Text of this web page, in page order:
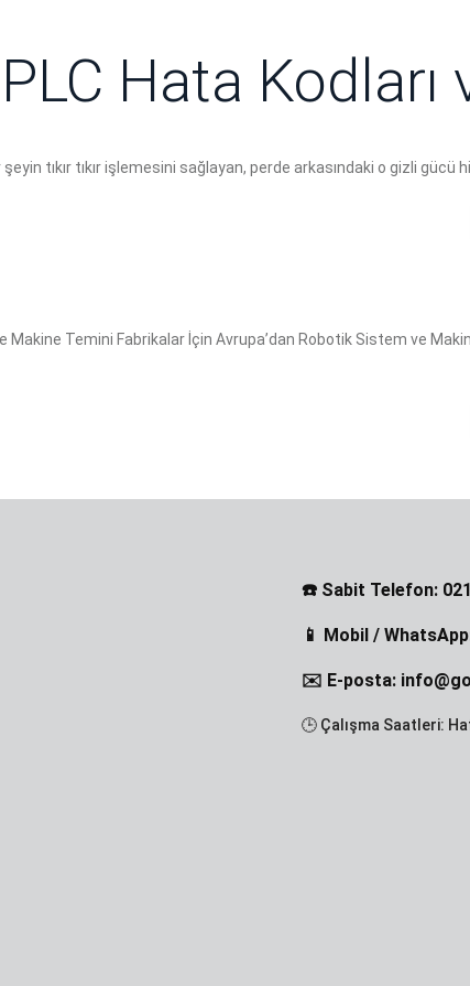
Hata Kodları
tıkır tıkır işlemesini sağlayan, perde arkasındaki o gizli gücü
Temini Fabrikalar İçin Avrupa’dan Robotik Sistem ve
☎️ Sabit Telefon:
📱 Mobil /
✉️ E-posta:
🕒 Çalışma Saatleri: